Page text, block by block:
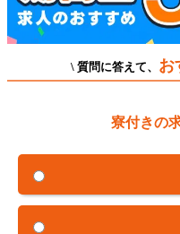
\ 質問に答えて、 お
寮付きの